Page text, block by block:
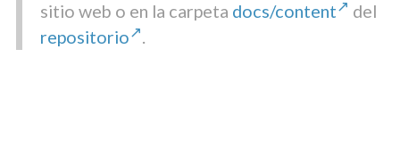
sitio web o en la carpeta docs/content
del
repositorio
.